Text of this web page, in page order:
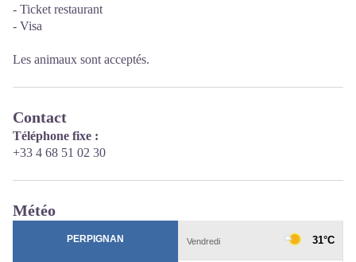
- Ticket restaurant
- Visa
Les animaux sont acceptés.
Contact
Téléphone fixe :
+33 4 68 51 02 30
Météo